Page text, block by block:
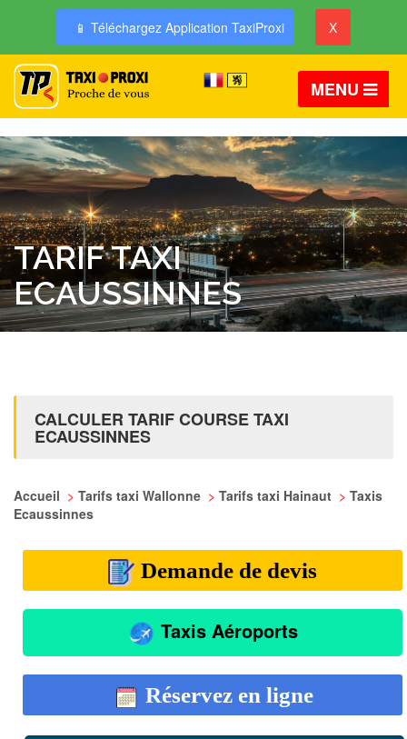
📱 Téléchargez Application TaxiProxi X
MENU
TARIF TAXI
ECAUSSINNES
CALCULER TARIF COURSE TAXI
ECAUSSINNES
Accueil > Tarifs taxi Wallonne > Tarifs taxi Hainaut > Taxis
Ecaussinnes
Demande de devis
Taxis Aéroports
Réservez en ligne